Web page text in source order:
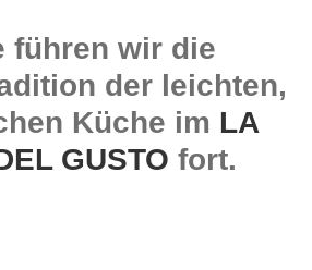
führen wir die
der leichten,
Küche im LA
GUSTO fort.